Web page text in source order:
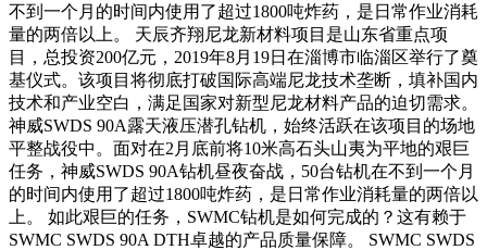
不到一个月的时间内使用了超过1800吨炸药，是日常作业消耗
量的两倍以上。 天辰齐翔尼龙新材料项目是山东省重点项
目，总投资200亿元，2019年8月19日在淄博市临淄区举行了奠
基仪式。该项目将彻底打破国际高端尼龙技术垄断，填补国内
技术和产业空白，满足国家对新型尼龙材料产品的迫切需求。
神威SWDS 90A露天液压潜孔钻机，始终活跃在该项目的场地
平整战役中。面对在2月底前将10米高石头山夷为平地的艰巨
任务，神威SWDS 90A钻机昼夜奋战，50台钻机在不到一个月
的时间内使用了超过1800吨炸药，是日常作业消耗量的两倍以
上。 如此艰巨的任务，SWMC钻机是如何完成的？这有赖于
SWMC SWDS 90A DTH卓越的产品质量保障。 SWMC SWDS